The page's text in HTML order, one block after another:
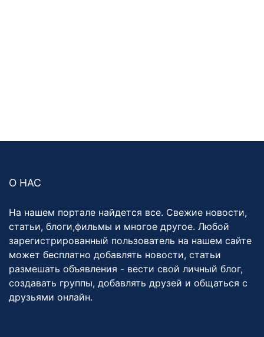
О НАС
На нашем портале найдется все. Свежие новости,
статьи, блоги,фильмы и многое другое. Любой
зарегистрированный пользователь на нашем сайте
может бесплатно добавлять новости, статьи
размешать объявления - вести свой личный блог,
создавать группы, добавлять друзей и общаться с
друзьями онлайн.